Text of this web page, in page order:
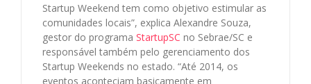
Startup Weekend tem como objetivo estimular as
comunidades locais”, explica Alexandre Souza,
gestor do programa StartupSC no Sebrae/SC e
responsável também pelo gerenciamento dos
Startup Weekends no estado. “Até 2014, os
eventos aconteciam basicamente em